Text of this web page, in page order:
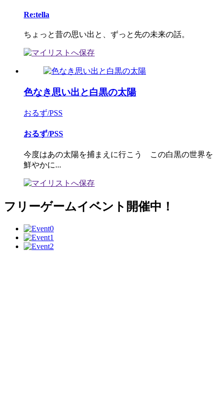
Re:tella
ちょっと昔の思い出と、ずっと先の未来の話。
色なき思い出と白黒の太陽
おるず/PSS
おるず/PSS
今度はあの太陽を捕まえに行こう この白黒の世界を
鮮やかに...
フリーゲームイベント開催中！